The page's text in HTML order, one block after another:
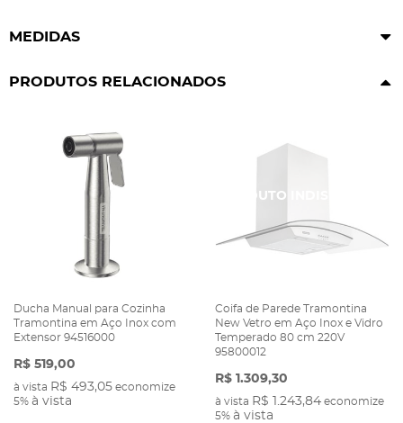
MEDIDAS
PRODUTOS RELACIONADOS
Ducha Manual para Cozinha
Tramontina em Aço Inox com
Extensor 94516000
R$ 519,00
à vista R$ 493,05 economize
5% à vista
Coifa de Parede Tramontina
New Vetro em Aço Inox e Vidro
Temperado 80 cm 220V
95800012
R$ 1.309,30
à vista R$ 1.243,84 economize
5% à vista